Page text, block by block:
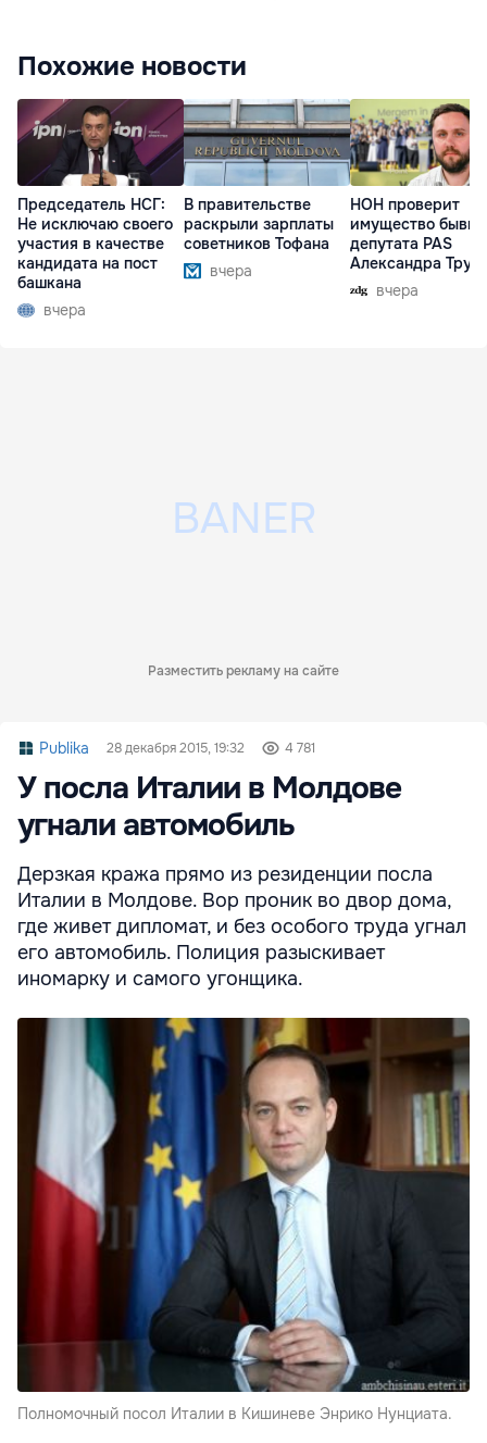
Похожие новости
Председатель НСГ:
Не исключаю своего
участия в качестве
кандидата на пост
башкана
вчера
В правительстве
раскрыли зарплаты
советников Тофана
вчера
НОН проверит
имущество
депутата PAS
Александра
вчера
Разместить рекламу на сайте
Publika 28 декабря 2015, 19:32 4 781
У посла Италии в Молдове
угнали автомобиль
Дерзкая кража прямо из резиденции посла
Италии в Молдове. Вор проник во двор дома,
где живет дипломат, и без особого труда угнал
его автомобиль. Полиция разыскивает
иномарку и самого угонщика.
Полномочный посол Италии в Кишиневе Энрико Нунциата.